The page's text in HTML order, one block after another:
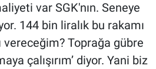
var SGK'nın. Seneye
144 bin liralık bu rakamı
vereceğim? Toprağa gübre
çalışırım’ diyor. Yani biz